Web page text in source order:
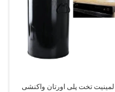
لمینیت تخت پلی اورتان واکنشی